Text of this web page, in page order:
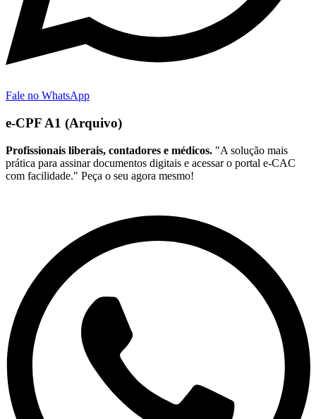
Fale no WhatsApp
e-CPF A1 (Arquivo)
Profissionais liberais, contadores e médicos. "A solução mais
prática para assinar documentos digitais e acessar o portal e-CAC
com facilidade." Peça o seu agora mesmo!